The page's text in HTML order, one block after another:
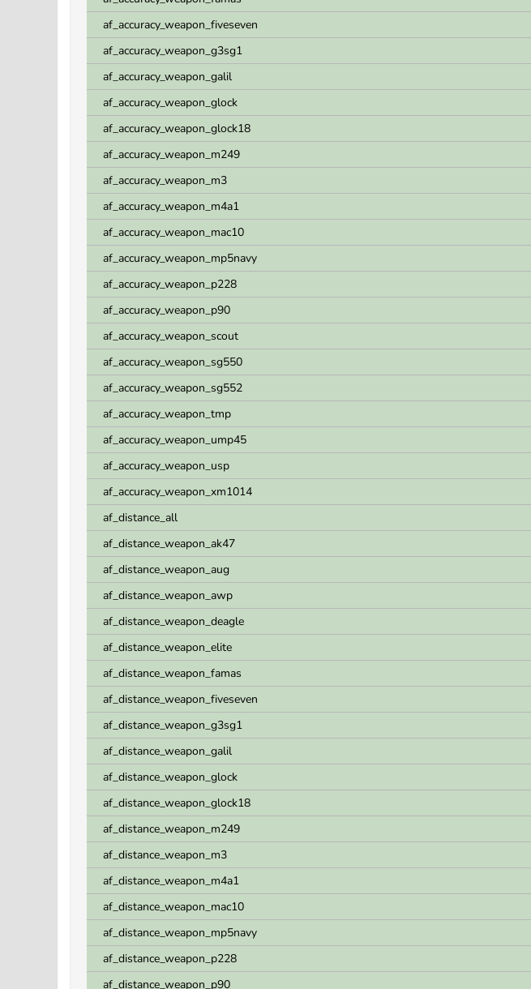
af_accuracy_weapon_fiveseven
af_accuracy_weapon_g3sg1
af_accuracy_weapon_galil
af_accuracy_weapon_glock
af_accuracy_weapon_glock18
af_accuracy_weapon_m249
af_accuracy_weapon_m3
af_accuracy_weapon_m4a1
af_accuracy_weapon_mac10
af_accuracy_weapon_mp5navy
af_accuracy_weapon_p228
af_accuracy_weapon_p90
af_accuracy_weapon_scout
af_accuracy_weapon_sg550
af_accuracy_weapon_sg552
af_accuracy_weapon_tmp
af_accuracy_weapon_ump45
af_accuracy_weapon_usp
af_accuracy_weapon_xm1014
af_distance_all
af_distance_weapon_ak47
af_distance_weapon_aug
af_distance_weapon_awp
af_distance_weapon_deagle
af_distance_weapon_elite
af_distance_weapon_famas
af_distance_weapon_fiveseven
af_distance_weapon_g3sg1
af_distance_weapon_galil
af_distance_weapon_glock
af_distance_weapon_glock18
af_distance_weapon_m249
af_distance_weapon_m3
af_distance_weapon_m4a1
af_distance_weapon_mac10
af_distance_weapon_mp5navy
af_distance_weapon_p228
af_distance_weapon_p90